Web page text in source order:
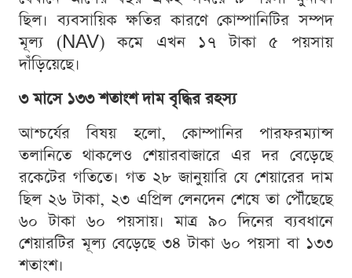
ছিল। ব্যবসায়িক ক্ষতির কারণে কোম্পানিটির সম্পদ
মূল্য (NAV) কমে এখন ১৭ টাকা ৫ পয়সায়
দাঁড়িয়েছে।
৩ মাসে ১৩৩ শতাংশ দাম বৃদ্ধির রহস্য
আশ্চর্যের বিষয় হলো, কোম্পানির পারফরম্যান্স
তলানিতে থাকলেও শেয়ারবাজারে এর দর বেড়েছে
রকেটের গতিতে। গত ২৮ জানুয়ারি যে শেয়ারের দাম
ছিল ২৬ টাকা, ২৩ এপ্রিল লেনদেন শেষে তা পৌঁছেছে
৬০ টাকা ৬০ পয়সায়। মাত্র ৯০ দিনের ব্যবধানে
শেয়ারটির মূল্য বেড়েছে ৩৪ টাকা ৬০ পয়সা বা ১৩৩
শতাংশ।